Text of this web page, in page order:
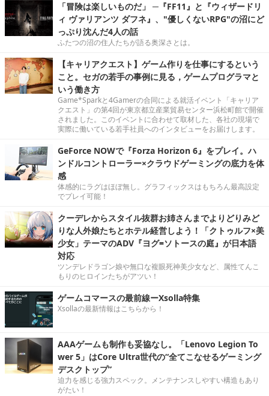
「冒険は楽しいものだ」 ─『FF11』と『ウィザードリ
ィ ヴァリアンツ ダフネ』、"優しくないRPG"の沼にど
っぷり沈んだ4人の話
ふたつの沼の住人たちが語る奥深さとは。
【キャリアクエスト】ゲーム作りを仕事にするという
こと。セガの若手の事例に見る，ゲームプログラマと
いう働き方
Game*Sparkと4Gamerの合同による就活イベント「キャリア
クエスト」の第4回が東京都立産業貿易センター浜松町館で開催
されました。このイベントに合わせて取材した、各社の現場で
実際に働いている若手社員へのインタビューをお届けします。
GeForce NOWで『Forza Horizon 6』をプレイ。ハ
ンドルコントローラー×クラウドゲーミングの底力を体
感
体感的にラグはほぼ無し。グラフィックスはもちろん最高設定
でプレイ可能！
クーデレからスタイル抜群お姉さんまでよりどりみど
りな人外娘たちとホテル経営しよう！「クトゥルフ×美
少女」テーマのADV『ヨグ=ソトースの庭』が日本語
対応
ツンデレドラゴン娘や無口な複眼死神美少女など、属性てんこ
もりのヒロインたちがアツい！
ゲームコマースの最前線ーXsolla特集
Xsollaの最新情報はこちらから！
AAAゲームも制作も妥協なし。「Lenovo Legion To
wer 5」はCore Ultra世代の“全てこなせるゲーミング
デスクトップ”
迫力を感じる強力スペック。メンテナンスしやすい構造もあり
がたい！